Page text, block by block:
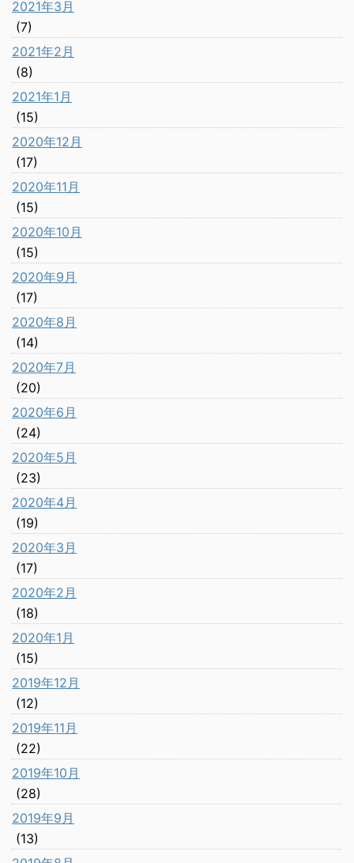
2021年3月
(7)
2021年2月
(8)
2021年1月
(15)
2020年12月
(17)
2020年11月
(15)
2020年10月
(15)
2020年9月
(17)
2020年8月
(14)
2020年7月
(20)
2020年6月
(24)
2020年5月
(23)
2020年4月
(19)
2020年3月
(17)
2020年2月
(18)
2020年1月
(15)
2019年12月
(12)
2019年11月
(22)
2019年10月
(28)
2019年9月
(13)